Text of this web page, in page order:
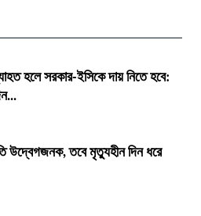
হলে সরকার-ইসিকে দায় নিতে হবে:
উদ্বেগজনক, তবে মৃত্যুহীন দিন ধরে